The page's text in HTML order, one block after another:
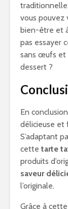
vous pouvez
bien-être et
pas essayer
sans œufs et
dessert ?
En
délicieuse et
S’adaptant
cette tarte
produits
saveur
l’originale.
Grâce à